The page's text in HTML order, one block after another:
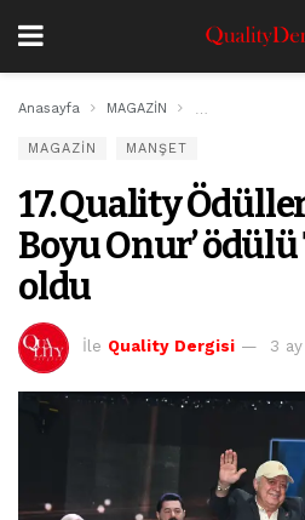
Anasayfa MAGAZİN
MAGAZİN MANŞET
17. Quality
Boyu Onur’ ödülü
oldu
İle Quality Dergisi 3